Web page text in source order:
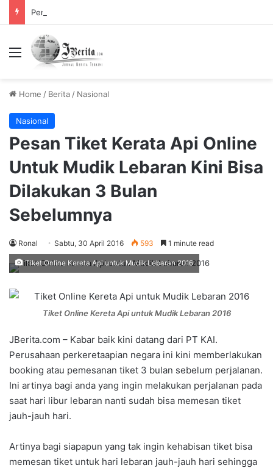
Menu
Home / Berita / Nasional
Nasional
Pesan Tiket Kerata Api Online
Untuk Mudik Lebaran Kini Bisa
Dilakukan 3 Bulan
Sebelumnya
Ronal Sabtu, 30 April 2016 593 1 minute read
Tiket Online Kereta Api untuk Mudik Lebaran 2016
Tiket Online Kereta Api untuk Mudik Lebaran 2016
JBerita.com – Kabar baik kini datang dari PT KAI.
Perusahaan perkeretaapian negara ini kini memberlakukan
booking atau pemesanan tiket 3 bulan sebelum perjalanan.
Ini artinya bagi anda yang ingin melakukan perjalanan pada
saat hari libur lebaran nanti sudah bisa memesan tiket
jauh-jauh hari.
Artinya bagi siapapun yang tak ingin kehabisan tiket bisa
memesan tiket untuk hari lebaran jauh-jauh hari sehingga